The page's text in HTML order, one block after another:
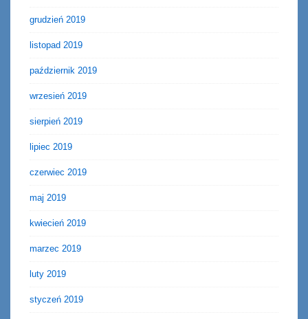
grudzień 2019
listopad 2019
październik 2019
wrzesień 2019
sierpień 2019
lipiec 2019
czerwiec 2019
maj 2019
kwiecień 2019
marzec 2019
luty 2019
styczeń 2019